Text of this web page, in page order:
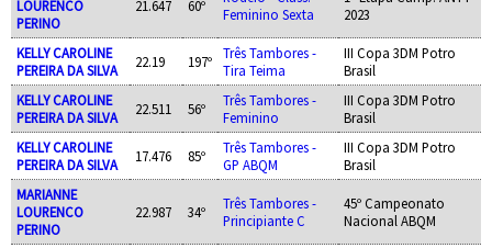
LOURENCO
PERINO
21.647 60º
Feminino Sexta
2023
KELLY CAROLINE
PEREIRA DA SILVA
22.19 197º
Três Tambores -
Tira Teima
III Copa 3DM Potro
Brasil
KELLY CAROLINE
PEREIRA DA SILVA
22.511 56º
Três Tambores -
Feminino
III Copa 3DM Potro
Brasil
KELLY CAROLINE
PEREIRA DA SILVA
17.476 85º
Três Tambores -
GP ABQM
III Copa 3DM Potro
Brasil
MARIANNE
LOURENCO
PERINO
22.987 34º
Três Tambores -
Principiante C
45º Campeonato
Nacional ABQM